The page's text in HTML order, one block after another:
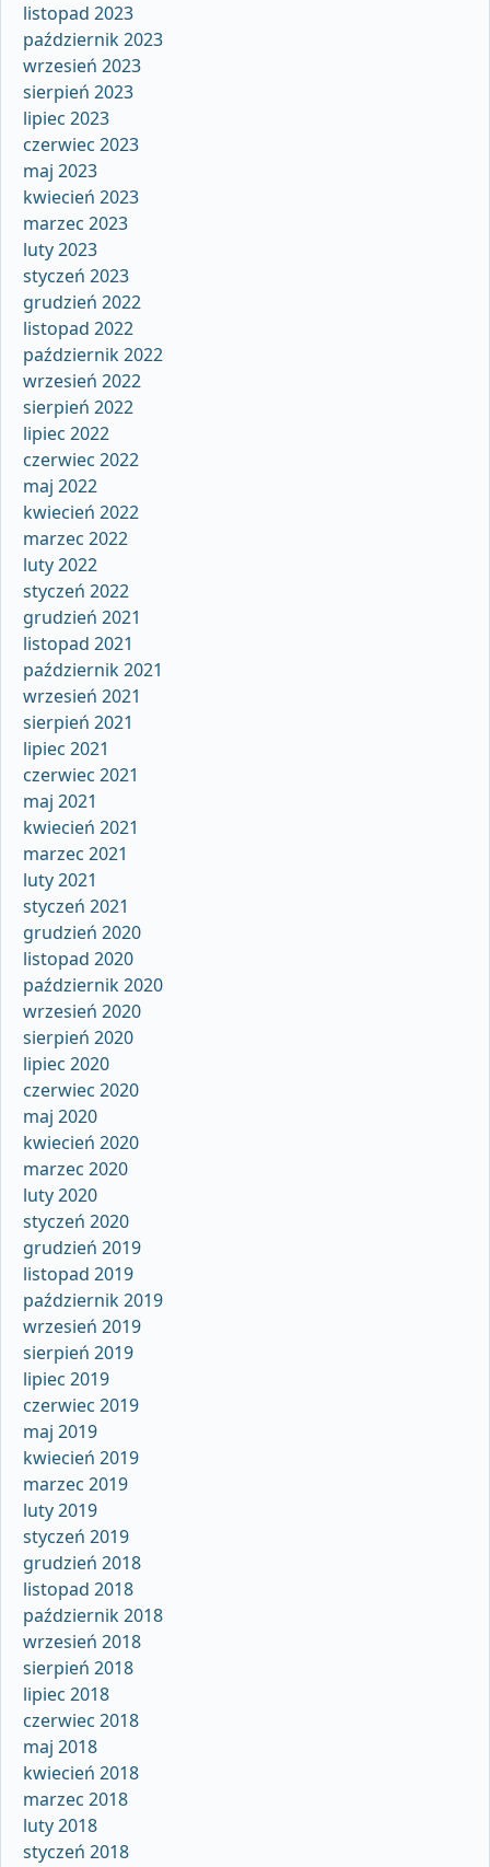
listopad 2023
październik 2023
wrzesień 2023
sierpień 2023
lipiec 2023
czerwiec 2023
maj 2023
kwiecień 2023
marzec 2023
luty 2023
styczeń 2023
grudzień 2022
listopad 2022
październik 2022
wrzesień 2022
sierpień 2022
lipiec 2022
czerwiec 2022
maj 2022
kwiecień 2022
marzec 2022
luty 2022
styczeń 2022
grudzień 2021
listopad 2021
październik 2021
wrzesień 2021
sierpień 2021
lipiec 2021
czerwiec 2021
maj 2021
kwiecień 2021
marzec 2021
luty 2021
styczeń 2021
grudzień 2020
listopad 2020
październik 2020
wrzesień 2020
sierpień 2020
lipiec 2020
czerwiec 2020
maj 2020
kwiecień 2020
marzec 2020
luty 2020
styczeń 2020
grudzień 2019
listopad 2019
październik 2019
wrzesień 2019
sierpień 2019
lipiec 2019
czerwiec 2019
maj 2019
kwiecień 2019
marzec 2019
luty 2019
styczeń 2019
grudzień 2018
listopad 2018
październik 2018
wrzesień 2018
sierpień 2018
lipiec 2018
czerwiec 2018
maj 2018
kwiecień 2018
marzec 2018
luty 2018
styczeń 2018